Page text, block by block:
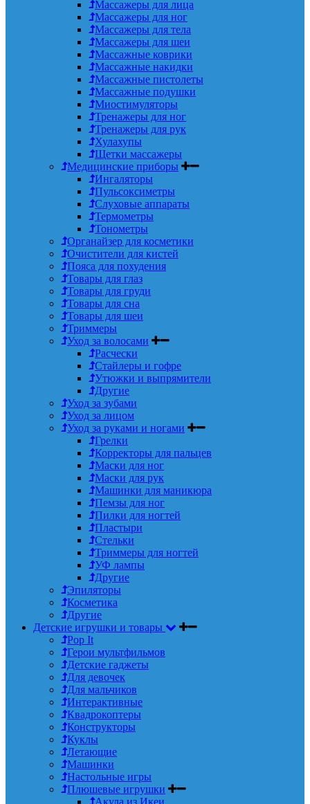
Массажеры для лица
Массажеры для ног
Массажеры для тела
Массажеры для шеи
Массажные коврики
Массажные накидки
Массажные пистолеты
Массажные подушки
Миостимуляторы
Тренажеры для ног
Тренажеры для рук
Хулахупы
Щетки массажеры
Медицинские приборы
Ингаляторы
Пульсоксиметры
Слуховые аппараты
Термометры
Тонометры
Органайзер для косметики
Очистители для кистей
Пояса для похудения
Товары для глаз
Товары для груди
Товары для сна
Товары для шеи
Триммеры
Уход за волосами
Расчески
Стайлеры и гофре
Утюжки и выпрямители
Другие
Уход за зубами
Уход за лицом
Уход за руками и ногами
Грелки
Корректоры для пальцев
Маски для ног
Маски для рук
Машинки для маникюра
Пемзы для ног
Пилки для ногтей
Пластыри
Стельки
Триммеры для ногтей
УФ лампы
Другие
Эпиляторы
Косметика
Другие
Детские игрушки и товары
Pop It
Герои мультфильмов
Детские гаджеты
Для девочек
Для мальчиков
Интерактивные
Квадрокоптеры
Конструкторы
Куклы
Летающие
Машинки
Настольные игры
Плюшевые игрушки
Акула из Икеи